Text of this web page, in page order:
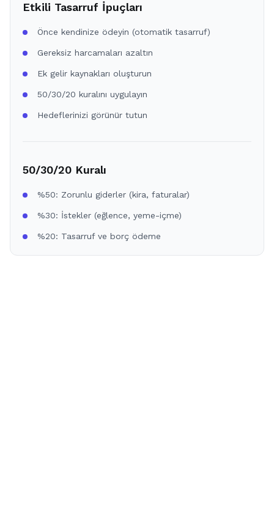
Etkili Tasarruf İpuçları
Önce kendinize ödeyin (otomatik tasarruf)
Gereksiz harcamaları azaltın
Ek gelir kaynakları oluşturun
50/30/20 kuralını uygulayın
Hedeflerinizi görünür tutun
50/30/20 Kuralı
%50: Zorunlu giderler (kira, faturalar)
%30: İstekler (eğlence, yeme-içme)
%20: Tasarruf ve borç ödeme